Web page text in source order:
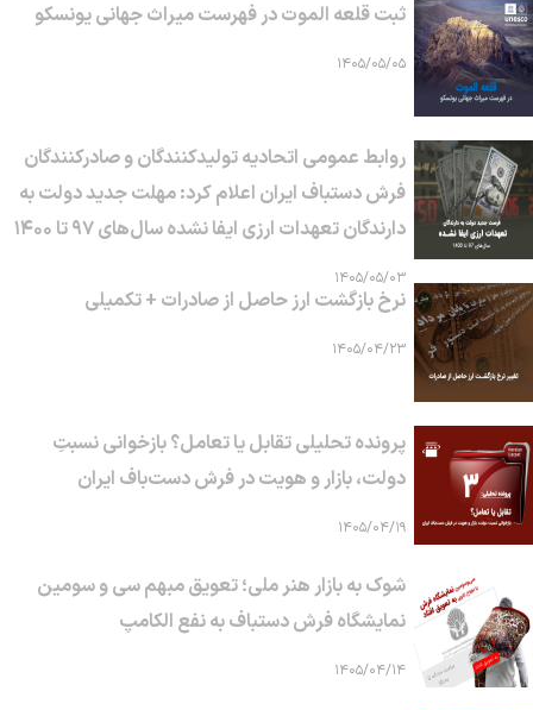
ثبت قلعه الموت در فهرست میراث جهانی یونسکو
۱۴۰۵/۰۵/۰۵
روابط عمومی اتحادیه تولیدکنندگان و صادرکنندگان
فرش دستباف ایران اعلام کرد: مهلت جدید دولت به
دارندگان تعهدات ارزی ایفا نشده سال‌های ۹۷ تا ۱۴۰۰
۱۴۰۵/۰۵/۰۳
نرخ بازگشت ارز حاصل از صادرات + تکمیلی
۱۴۰۵/۰۴/۲۳
پرونده تحلیلی تقابل یا تعامل؟ بازخوانی نسبتِ
دولت، بازار و هویت در فرش دست‌باف ایران
۱۴۰۵/۰۴/۱۹
شوک به بازار هنر ملی؛ تعویق مبهم سی و سومین
نمایشگاه فرش دستباف به نفع الکامپ
۱۴۰۵/۰۴/۱۴